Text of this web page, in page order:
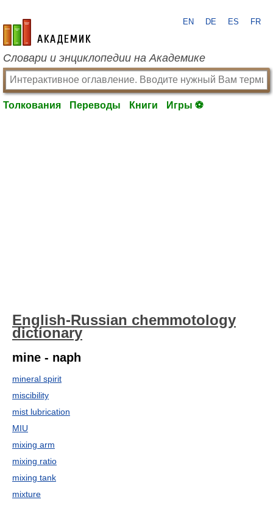
academic.ru
EN DE ES FR
Словари и энциклопедии на Академике
Толкования Переводы Книги Игры ⚽
English-Russian chemmotology
dictionary
mine - naph
mineral spirit
miscibility
mist lubrication
MIU
mixing arm
mixing ratio
mixing tank
mixture